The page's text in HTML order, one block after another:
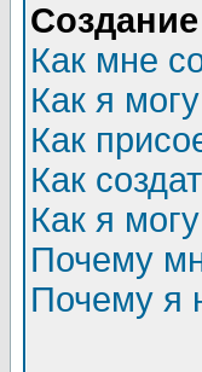
Как мне
Как я
Как
Как
Как я
Почему
Почему я